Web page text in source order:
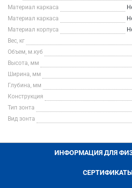
Материал каркаса
Материал каркаса
Материал корпуса
Вес, кг
Объем, м.куб
Высота, мм
Ширина, мм
Глубина, мм
Конструкция
Тип зонта
Вид зонта
ИНФОРМАЦИЯ ДЛЯ